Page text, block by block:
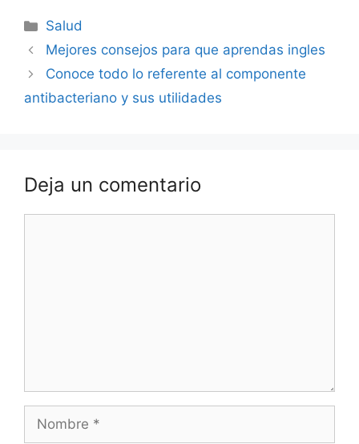
Categorías
Salud
Navegación
de
Mejores consejos para que aprendas ingles
Conoce todo lo referente al componente
antibacteriano y sus utilidades
Deja un comentario
Nombre